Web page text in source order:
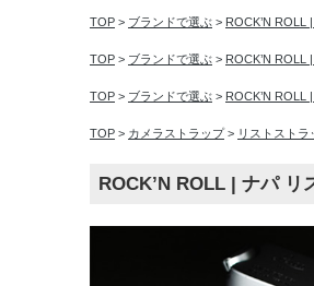
TOP > ブランドで選ぶ > ROCK’N ROLL
TOP > ブランドで選ぶ > ROCK’N ROLL
TOP > ブランドで選ぶ > ROCK’N ROLL
TOP > カメラストラップ> リストストラ
ROCK’N ROLL | ナパ リ